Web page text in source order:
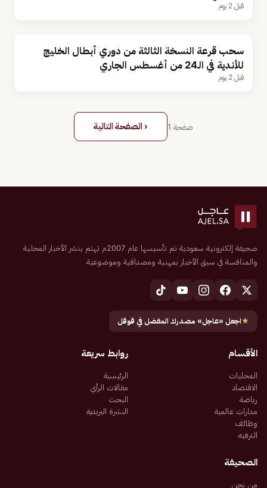
قبل 2 يوم
سحب قرعة النسخة الثالثة من دوري أبطال الخليج
للأندية في الـ24 من أغسطس الجاري
قبل 2 يوم
صفحة 1 ‹ الصفحة التالية
صحيفة إلكترونية سعودية تم تأسيسها عام 2007م تهتم بنشر الأخبار المحلية
والمنافسة في سبق الأخبار بمهنية ومصداقية وموضوعية
★اجعل «عاجل» مصدرك المفضل في قوقل
الأقسام
المحليات
الاقتصاد
رياضة
مدارات عالمية
وظائف
الترفيه
روابط سريعة
الرئيسية
مقالات الرأي
البحث
النشرة البريدية
الصحيفة
من نحن